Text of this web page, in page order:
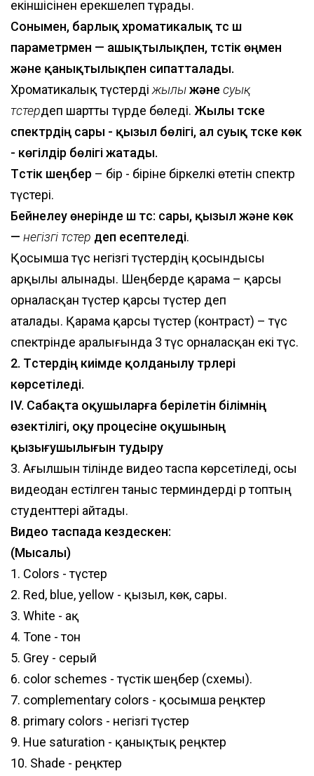
екіншісінен ерекшелеп тұрады.
Сонымен, барлық хроматикалық түс үш
параметрмен — ашықтылықпен, түстік өңмен
және қанықтылықпен сипатталады.
Хроматикалық түстерді жылыжәне суық
түстердеп шартты түрде бөледі. Жылы түске
спектрдің сары - қызыл бөлігі, ал суық түске көк
- көгілдір бөлігі жатады.
Түстік шеңбер – бір - біріне біркелкі өтетін спектр
түстері.
Бейнелеу өнерінде үш түс: сары, қызыл және көк
— негізгі түстер деп есептеледі.
Қосымша түс негізгі түстердің қосындысы
арқылы алынады. Шеңберде қарама – қарсы
орналасқан түстер қарсы түстер деп
аталады. Қарама қарсы түстер (контраст) – түс
спектрінде аралығында 3 түс орналасқан екі түс.
2. Түстердің киімде қолданылу түрлері
көрсетіледі.
IV. Сабақта оқушыларға берілетін білімнің
өзектілігі, оқу процесіне оқушының
қызығушылығын тудыру
3. Ағылшын тілінде видео таспа көрсетіледі, осы
видеодан естілген таныс терминдерді әр топтың
студенттері айтады.
Видео таспада кездескен:
(Мысалы)
1. Colors - түстер
2. Red, blue, yellow - қызыл, көк, сары.
3. White - ақ
4. Tone - тон
5. Greу - серый
6. color schemes - түстік шеңбер (схемы).
7. complementary colors - қосымша реңктер
8. primary colors - негізгі түстер
9. Hue saturation - қанықтық реңктер
10. Shade - реңктер